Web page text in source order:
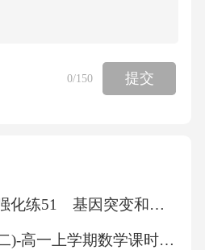
渡到AI时代的新观念。第
逐渐从向外转向向内。尽
幅缩短，“为他人生产资
将发生显著改变。“成就”
提供多少生活资料，而
0/150 提交
高中生物 重点强化练51 基因突变和基因重组
函数的表示法(二)-高一上学期数学课时作业人教版A版（含解析）